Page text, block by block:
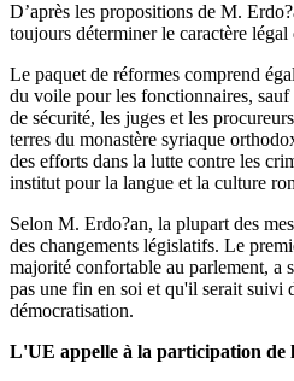
D’après les propositions de M.
toujours déterminer le caractère légal
Le paquet de réformes comprend
du voile pour les fonctionnaires,
de sécurité, les juges et les
terres du monastère syriaque
des efforts dans la lutte contre les
institut pour la langue et la culture
Selon M. Erdo?an, la plupart des
des changements législatifs. Le
majorité confortable au parlement, a
pas une fin en soi et qu'il serait suivi
démocratisation.
L'UE appelle à la participation de